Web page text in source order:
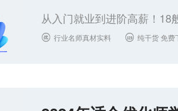
从入门就业到进阶高薪！18
 行业名师真材实料  纯干货 免费